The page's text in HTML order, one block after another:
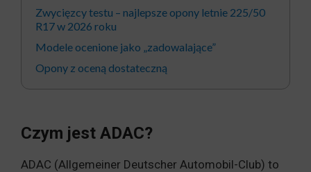
Zwycięzcy testu – najlepsze opony letnie 225/50
R17 w 2026 roku
Modele ocenione jako „zadowalające”
Opony z oceną dostateczną
Czym jest ADAC?
ADAC (Allgemeiner Deutscher Automobil-Club) to